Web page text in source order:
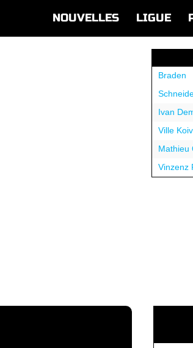
NOUVELLES LIGUE
Braden
Ivan
Ville
Mathieu
Vinzenz